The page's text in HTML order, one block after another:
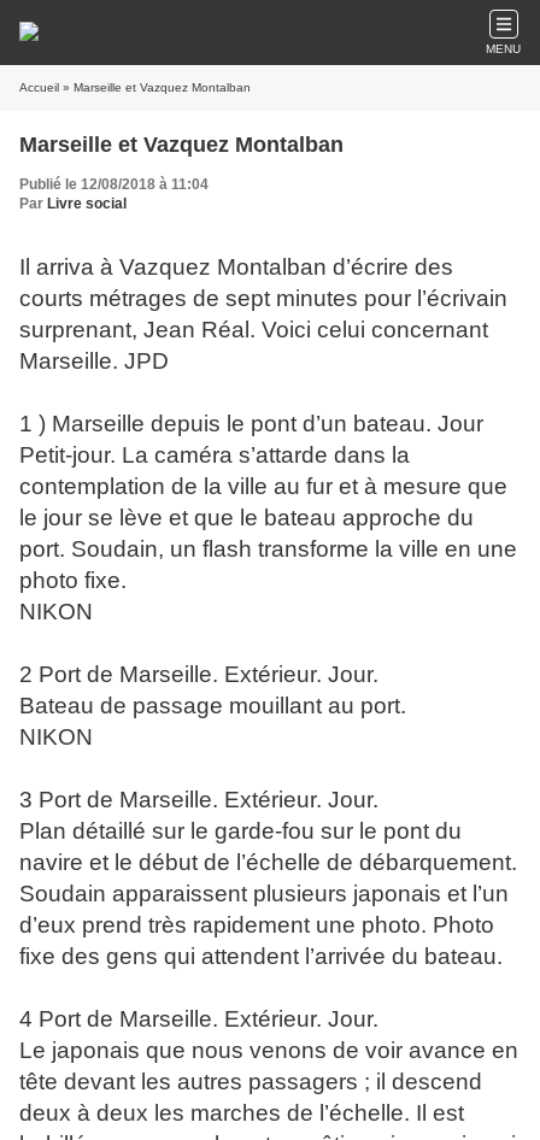
MENU
Accueil » Marseille et Vazquez Montalban
Marseille et Vazquez Montalban
Publié le 12/08/2018 à 11:04
Par Livre social
Il arriva à Vazquez Montalban d’écrire des
courts métrages de sept minutes pour l’écrivain
surprenant, Jean Réal. Voici celui concernant
Marseille. JPD
1 ) Marseille depuis le pont d’un bateau. Jour
Petit-jour. La caméra s’attarde dans la
contemplation de la ville au fur et à mesure que
le jour se lève et que le bateau approche du
port. Soudain, un flash transforme la ville en une
photo fixe.
NIKON
2 Port de Marseille. Extérieur. Jour.
Bateau de passage mouillant au port.
NIKON
3 Port de Marseille. Extérieur. Jour.
Plan détaillé sur le garde-fou sur le pont du
navire et le début de l’échelle de débarquement.
Soudain apparaissent plusieurs japonais et l’un
d’eux prend très rapidement une photo. Photo
fixe des gens qui attendent l’arrivée du bateau.
4 Port de Marseille. Extérieur. Jour.
Le japonais que nous venons de voir avance en
tête devant les autres passagers ; il descend
deux à deux les marches de l’échelle. Il est